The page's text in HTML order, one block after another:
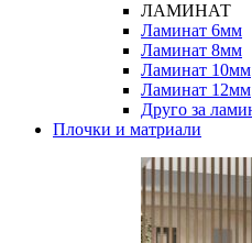
ЛАМИНАТ
Ламинат 6мм
Ламинат 8мм
Ламинат 10мм
Ламинат 12мм
Друго за
Плочки и матриали